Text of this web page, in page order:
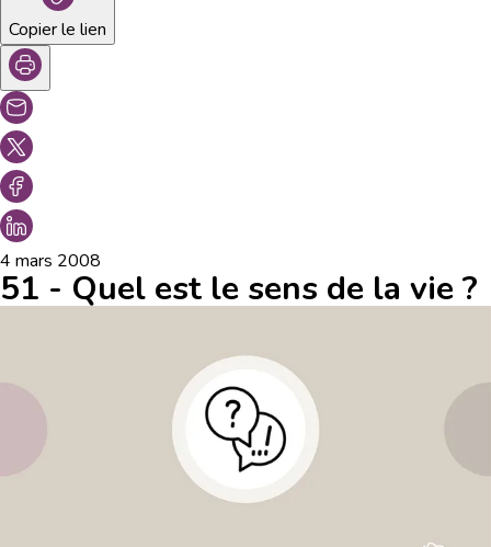
Copier le lien
4 mars 2008
51 - Quel est le sens de la vie ?